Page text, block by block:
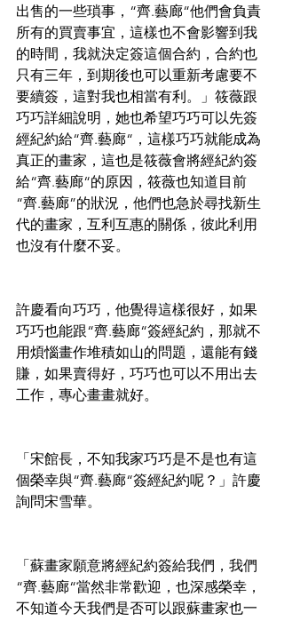
出售的一些瑣事，“齊.藝廊“他們會負責
所有的買賣事宜，這樣也不會影響到我
的時間，我就決定簽這個合約，合約也
只有三年，到期後也可以重新考慮要不
要續簽，這對我也相當有利。」筱薇跟
巧巧詳細說明，她也希望巧巧可以先簽
經紀約給“齊.藝廊“，這樣巧巧就能成為
真正的畫家，這也是筱薇會將經紀約簽
給“齊.藝廊“的原因，筱薇也知道目前
“齊.藝廊”的狀況，他們也急於尋找新生
代的畫家，互利互惠的關係，彼此利用
也沒有什麼不妥。
許慶看向巧巧，他覺得這樣很好，如果
巧巧也能跟“齊.藝廊“簽經紀約，那就不
用煩惱畫作堆積如山的問題，還能有錢
賺，如果賣得好，巧巧也可以不用出去
工作，專心畫畫就好。
「宋館長，不知我家巧巧是不是也有這
個榮幸與“齊.藝廊“簽經紀約呢？」許慶
詢問宋雪華。
「蘇畫家願意將經紀約簽給我們，我們
“齊.藝廊“當然非常歡迎，也深感榮幸，
不知道今天我們是否可以跟蘇畫家也一